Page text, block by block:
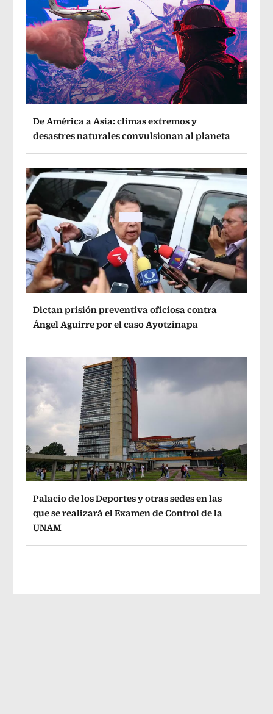
De América a Asia: climas extremos y
desastres naturales convulsionan al planeta
Dictan prisión preventiva oficiosa contra
Ángel Aguirre por el caso Ayotzinapa
Palacio de los Deportes y otras sedes en las
que se realizará el Examen de Control de la
UNAM